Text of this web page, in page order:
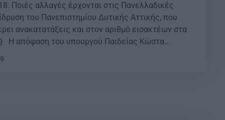
Ποιές αλλαγές έρχονται στις Πανελλαδικές
του Πανεπιστημίου Δυτικής Αττικής, που
ανακατατάξεις και στον αριθμό εισακτέων στα
Η απόφαση του υπουργού Παιδείας Κώστα
στο μέσο της σχολικής χρονιάς τα τμήματα του
Αττικής στο φετινό μηχανογραφικό